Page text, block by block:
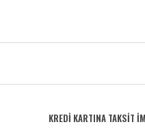
KREDİ KARTINA TAKSİT